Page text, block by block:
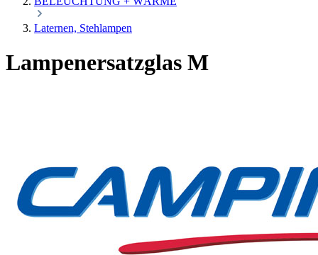
Laternen, Stehlampen
Lampenersatzglas M